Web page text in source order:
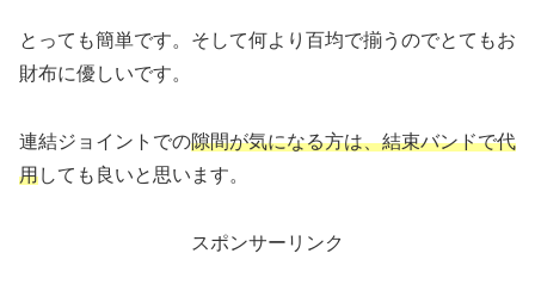
とっても簡単です。そして何より百均で揃うのでとてもお
財布に優しいです。
連結ジョイントでの隙間が気になる方は、結束バンドで代
用しても良いと思います。
スポンサーリンク